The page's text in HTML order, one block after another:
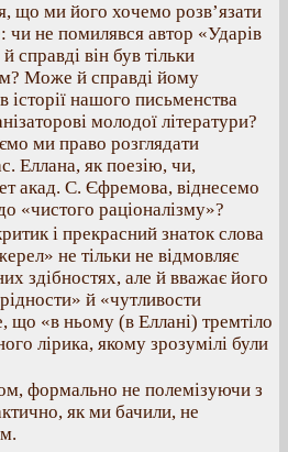
що ми його хочемо розв’язати
чи не помилявся автор «Ударів
він був тільки
Може й справді йому
історії нашого письменства
молодої літератури?
ми право розглядати
Еллана, як поезію, чи,
акад. С. Єфремова, віднесемо
«чистого раціоналізму»?
і прекрасний знаток слова
не тільки не відмовляє
здібностях, але й вважає його
й «чутливости
що «в ньому (в Еллані) тремтіло
лірика, якому зрозумілі були
формально не полемізуючи з
як ми бачили, не